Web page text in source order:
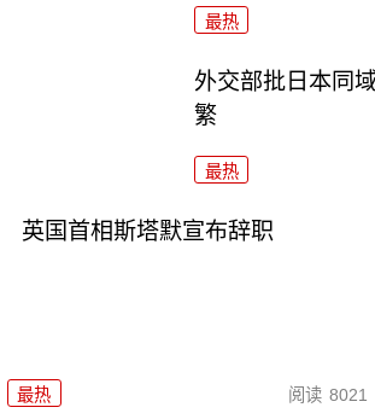
最热
外交部批日本同
繁
最热
英国首相斯塔默宣布辞职
最热 阅读 8021